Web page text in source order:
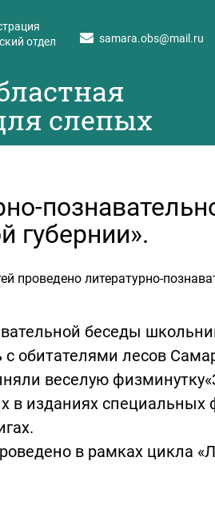
отдел samara.obs@mail.ru
слепых
губернии».
проведено литературно-
беседы
обитателями лесов
веселую
в изданиях специальных
в рамках цикла